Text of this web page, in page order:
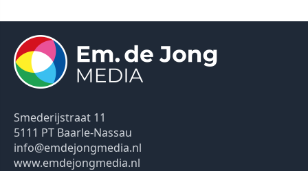
Smederijstraat 11
5111 PT Baarle-Nassau
info@emdejongmedia.nl
www.emdejongmedia.nl